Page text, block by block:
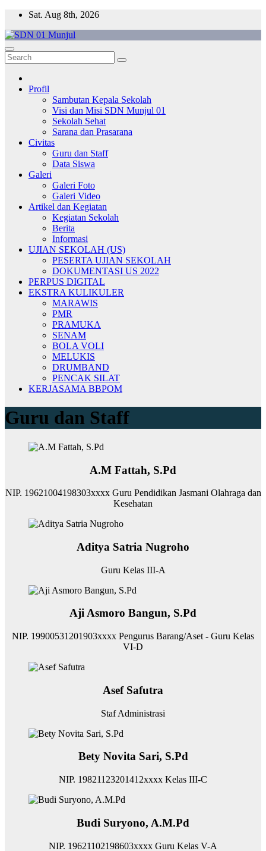
Skip
content
Sat. Aug 8th, 2026
Profil
Sambutan Kepala Sekolah
Visi dan Misi SDN Munjul 01
Sekolah Sehat
Sarana dan Prasarana
Civitas
Guru dan Staff
Data Siswa
Galeri
Galeri Foto
Galeri Video
Artikel dan Kegiatan
Kegiatan Sekolah
Berita
Informasi
UJIAN SEKOLAH (US)
PESERTA UJIAN SEKOLAH
DOKUMENTASI US 2022
PERPUS DIGITAL
EKSTRA KULIKULER
MARAWIS
PMR
PRAMUKA
SENAM
BOLA VOLI
MELUKIS
DRUMBAND
PENCAK SILAT
KERJASAMA BBPOM
Guru dan Staff
A.M Fattah, S.Pd
NIP. ‌19621004198303xxxx Guru Pendidikan Jasmani Olahraga dan
Kesehatan
Aditya Satria Nugroho
Guru Kelas III-A
Aji Asmoro Bangun, S.Pd
NIP. ‌19900531201903xxxx Pengurus Barang/Aset - Guru Kelas
VI-D
Asef Safutra
Staf Administrasi
Bety Novita Sari, S.Pd
NIP. ‌19821123201412xxxx Kelas III-C
Budi Suryono, A.M.Pd
NIP. ‌19621102198603xxxx Guru Kelas V-A